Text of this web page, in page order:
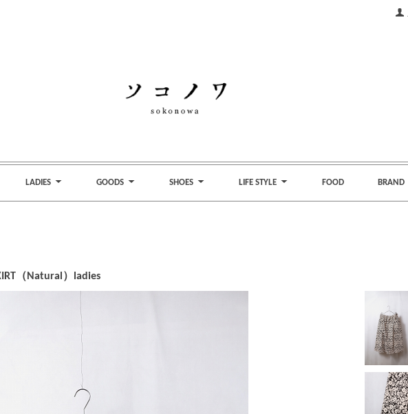
LADIES GOODS SHOES LIFE STYLE FOOD BRAND
（Natural）ladies